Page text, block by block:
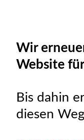
Wir
Website
Bis dahin
diesen